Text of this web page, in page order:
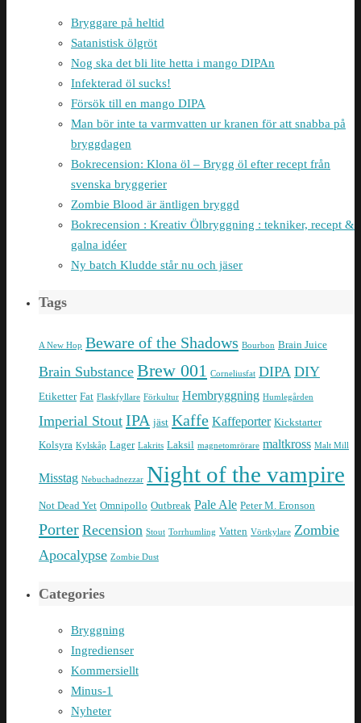
Bryggare på heltid
Satanistisk ölgröt
Nog ska det bli lite hetta i mango DIPAn
Infekterad öl sucks!
Försök till en mango DIPA
Man bör inte ta varmvatten ur kranen för att snabba på
bryggdagen
Bokrecension: Klona öl – Brygg öl efter recept från
svenska bryggerier
Zombie Blood är äntligen bryggd
Bokrecension : Kreativ Ölbryggning : tekniker, recept &
galna idéer
Ny batch Kludde står nu och jäser
Tags
A New Hop Beware of the Shadows Bourbon Brain Juice
Brain Substance Brew 001 Corneliusfat DIPA DIY
Etiketter Fat Flaskfyllare Förkultur Hembryggning Humlegården
Imperial Stout IPA jäst Kaffe Kaffeporter Kickstarter
Kolsyra Kylskåp Lager Lakrits Laksil magnetomrörare maltkross Malt Mill
Misstag Nebuchadnezzar Night of the vampire
Not Dead Yet Omnipollo Outbreak Pale Ale Peter M. Eronson
Porter Recension Stout Torrhumling Vatten Vörtkylare Zombie
Apocalypse Zombie Dust
Categories
Bryggning
Ingredienser
Kommersiellt
Minus-1
Nyheter